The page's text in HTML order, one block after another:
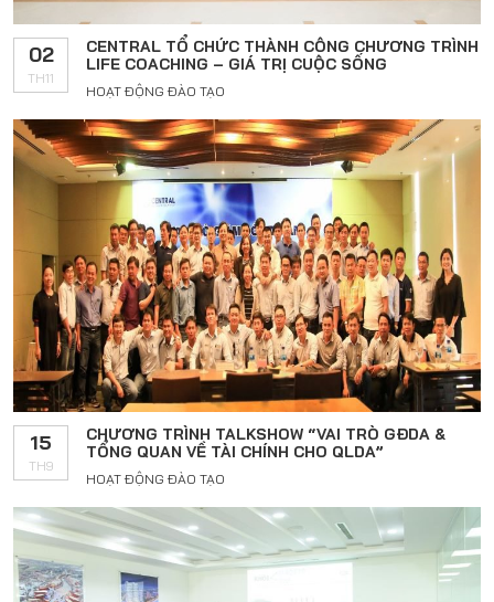
02
TH11
CENTRAL TỔ CHỨC THÀNH CÔNG CHƯƠNG TRÌNH
LIFE COACHING – GIÁ TRỊ CUỘC SỐNG
HOẠT ĐỘNG ĐÀO TẠO
15
TH9
CHƯƠNG TRÌNH TALKSHOW “VAI TRÒ GĐDA &
TỔNG QUAN VỀ TÀI CHÍNH CHO QLDA”
HOẠT ĐỘNG ĐÀO TẠO